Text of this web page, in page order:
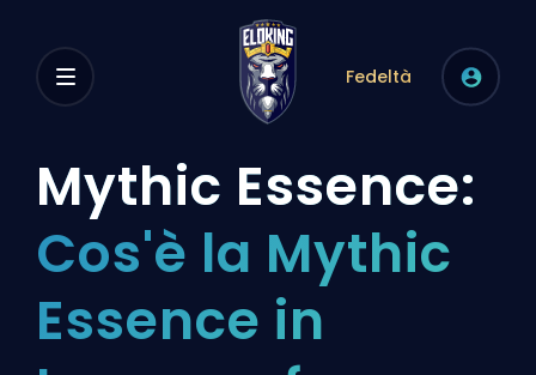
Fedeltà
Mythic Essence:
Cos'è la Mythic
Essence in